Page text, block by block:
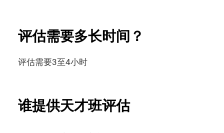
评估需要多长时间？
评估需要3至4小时
谁提供天才班评估